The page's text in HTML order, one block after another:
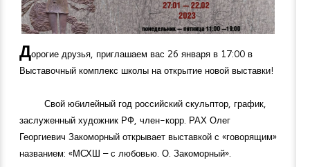
Дорогие друзья, приглашаем вас 26 января в 17:00 в
Выставочный комплекс школы на открытие новой выставки!
Свой юбилейный год российский скульптор, график,
заслуженный художник РФ, член-корр. РАХ Олег
Георгиевич Закоморный открывает выставкой с «говорящим»
названием: «МСХШ – с любовью. О. Закоморный».